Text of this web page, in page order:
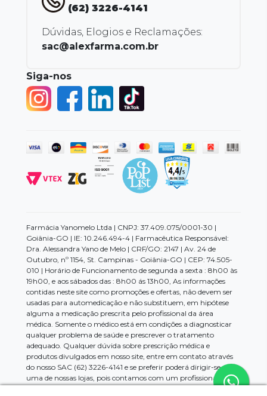
(62) 3226-4141
Dúvidas, Elogios e Reclamações:
sac@alexfarma.com.br
Siga-nos
Farmácia Yanomelo Ltda | CNPJ: 37.409.075/0001-30 |
Goiânia-GO | IE: 10.246.494-4 | Farmacêutica Responsável:
Dra. Alessandra Yano de Melo | CRF/GO: 2147 | Av. 24 de
Outubro, nº 1154, St. Campinas - Goiânia-GO | CEP: 74.505-
010 | Horário de Funcionamento de segunda a sexta : 8h00 às
19h00, e aos sábados das : 8h00 ás 13h00, As informações
contidas neste site como promoções e ofertas, não devem ser
usadas para automedicação e não substituem, em hipótese
alguma a medicação prescrita pelo profissional da área
médica. Somente o médico está em condições a diagnosticar
qualquer problema de saúde e prescrever o tratamento
adequado. Qualquer dúvida sobre prescrição médica e
produtos divulgados em nosso site, entre em contato através
do nosso SAC (62) 3226-4141 e se preferir poderá dirigir-se a
uma de nossas lojas, pois contamos com um profissional da
área para maiores esclarecimentos.Os preços e promoções